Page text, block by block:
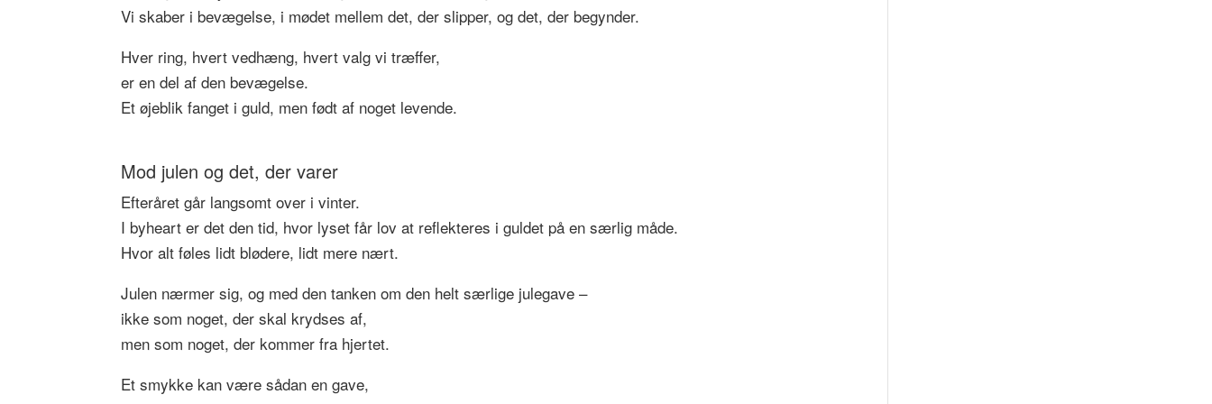
Vi skaber i bevægelse, i mødet mellem det, der slipper, og det, der begynder.
Hver ring, hvert vedhæng, hvert valg vi træffer,
er en del af den bevægelse.
Et øjeblik fanget i guld, men født af noget levende.
Mod julen og det, der varer
Efteråret går langsomt over i vinter.
I byheart er det den tid, hvor lyset får lov at reflekteres i guldet på en særlig måde.
Hvor alt føles lidt blødere, lidt mere nært.
Julen nærmer sig, og med den tanken om den helt særlige julegave –
ikke som noget, der skal krydses af,
men som noget, der kommer fra hjertet.
Et smykke kan være sådan en gave,